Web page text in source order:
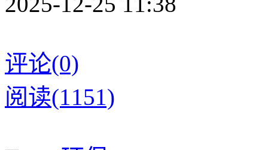
评论(0)
阅读(1151)